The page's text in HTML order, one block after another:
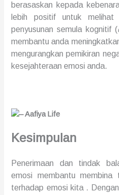
berasaskan kepada
lebih positif untuk melihat
penyusunan semula kognitif(
membantu anda
mengurangkan pemikiran
kesejahteraan emosi anda.
Kesimpulan
Penerimaan dan tindak
emosi membantu membina
terhadap emosi kita .